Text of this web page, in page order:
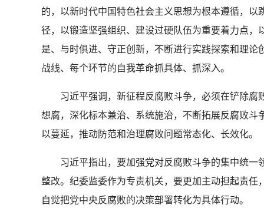
的，以新时代中国特色社会主义思想为根本遵循，
径，以锻造坚强组织、建设过硬队伍为重要着力点
是、与时俱进、守正创新，不断进行实践探索和理
战线、每个环节的自我革命抓具体、抓深入。
习近平强调，新征程反腐败斗争，必须在铲除腐
想腐，深化标本兼治、系统施治，不断拓展反腐败
以蔓延，推动防范和治理腐败问题常态化、长效化。
习近平指出，要加强党对反腐败斗争的集中统一
整改。纪委监委作为专责机关，要更加主动担起责
自觉把党中央反腐败的决策部署转化为具体行动。